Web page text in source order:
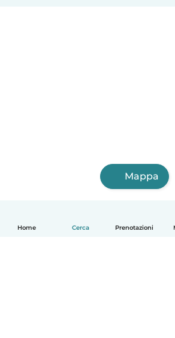
Home Cerca Prenotazioni
Mappa